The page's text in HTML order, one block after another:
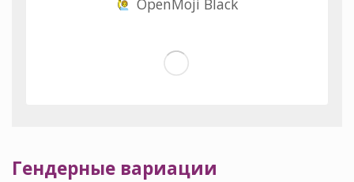
OpenMoji Black
Гендерные вариации